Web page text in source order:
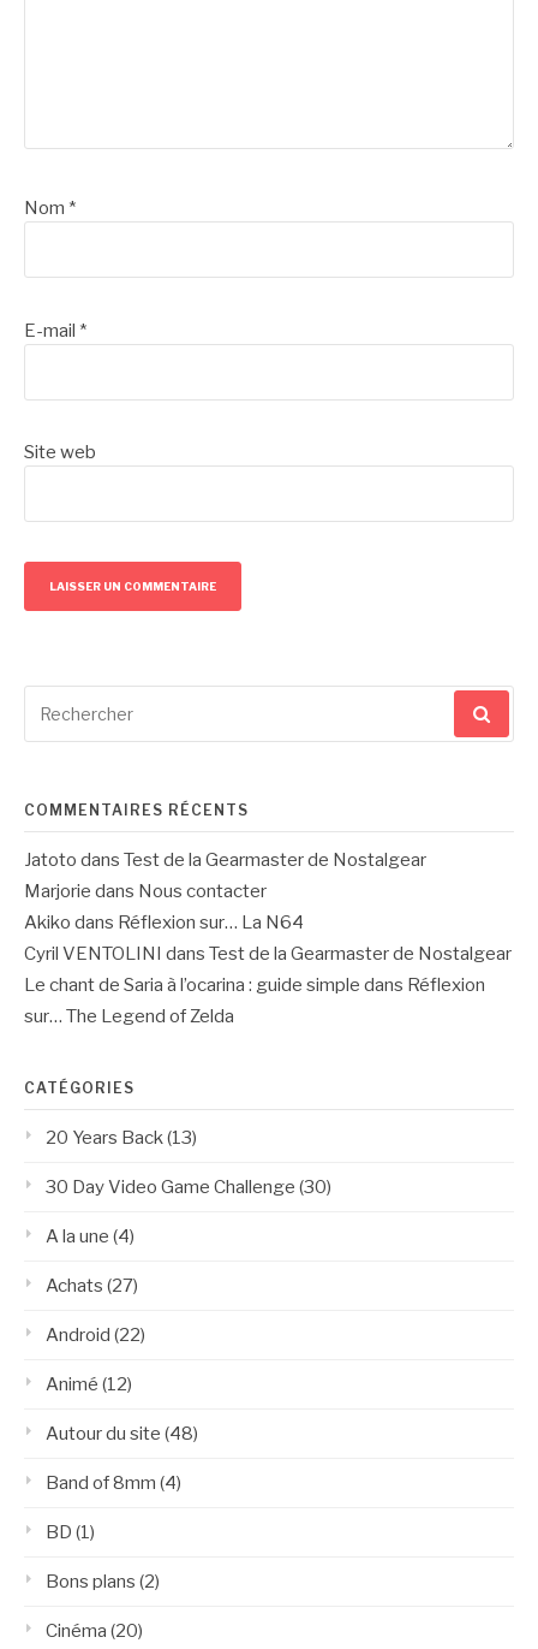
Nom *
E-mail *
Site web
pour
COMMENTAIRES RÉCENTS
Jatoto dans Test de la Gearmaster de Nostalgear
Marjorie dans Nous contacter
Akiko dans Réflexion sur… La N64
Cyril VENTOLINI dans Test de la Gearmaster de Nostalgear
Le chant de Saria à l’ocarina : guide simple dans Réflexion
sur… The Legend of Zelda
CATÉGORIES
20 Years Back(13)
30 Day Video Game Challenge (30)
A la une (4)
Achats (27)
Android (22)
Animé (12)
Autour du site (48)
Band of 8mm (4)
BD (1)
Bons plans (2)
Cinéma (20)